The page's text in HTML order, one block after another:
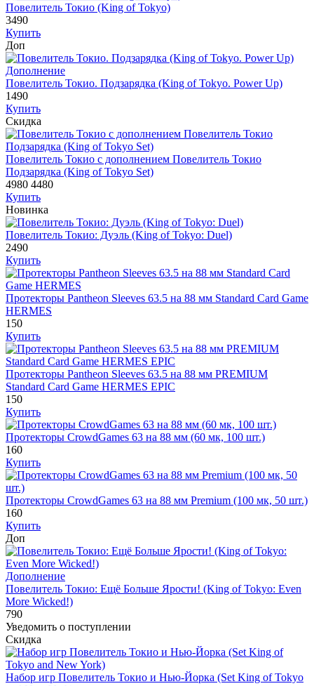
Повелитель Токио (King of Tokyo)
3490
Купить
Доп
Дополнение
Повелитель Токио. Подзарядка (King of Tokyo. Power Up)
1490
Купить
Скидка
Повелитель Токио с дополнением Повелитель Токио
Подзарядка (King of Tokyo Set)
4980 4480
Купить
Новинка
Повелитель Токио: Дуэль (King of Tokyo: Duel)
2490
Купить
Протекторы Pantheon Sleeves 63.5 на 88 мм Standard Card Game
HERMES
150
Купить
Протекторы Pantheon Sleeves 63.5 на 88 мм PREMIUM
Standard Card Game HERMES EPIC
150
Купить
Протекторы CrowdGames 63 на 88 мм (60 мк, 100 шт.)
160
Купить
Протекторы CrowdGames 63 на 88 мм Premium (100 мк, 50 шт.)
160
Купить
Доп
Дополнение
Повелитель Токио: Ещё Больше Ярости! (King of Tokyo: Even
More Wicked!)
790
Уведомить о поступлении
Скидка
Набор игр Повелитель Токио и Нью-Йорка (Set King of Tokyo